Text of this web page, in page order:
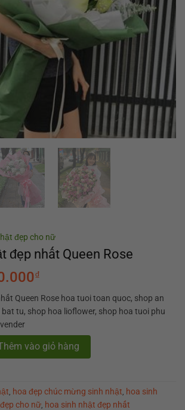
đẹp cho nữ
đẹp nhất Queen Rose
₫
Queen Rose hoa tuoi toan quoc, shop an
tu, shop hoa lioflower, shop hoa tuoi phu
Queen Rose quantity
vào giỏ hàng
hoa đẹp chúc mừng sinh nhật hoa sinh
cho nữ hoa sinh nhật đẹp nhất